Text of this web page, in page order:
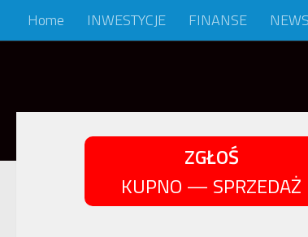
Skip to content
Home INWESTYCJE FINANSE NEWS
ZGŁOŚ
KUPNO — SPRZEDAŻ